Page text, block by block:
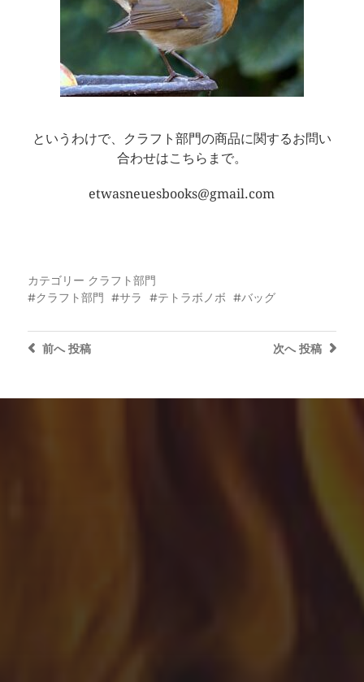
というわけで、クラフト部門の商品に関するお問い
合わせはこちらまで。
etwasneuesbooks@gmail.com
カテゴリー クラフト部門
クラフト部門
サラ テトラボノボ バッグ
次へ 投稿
前へ投稿